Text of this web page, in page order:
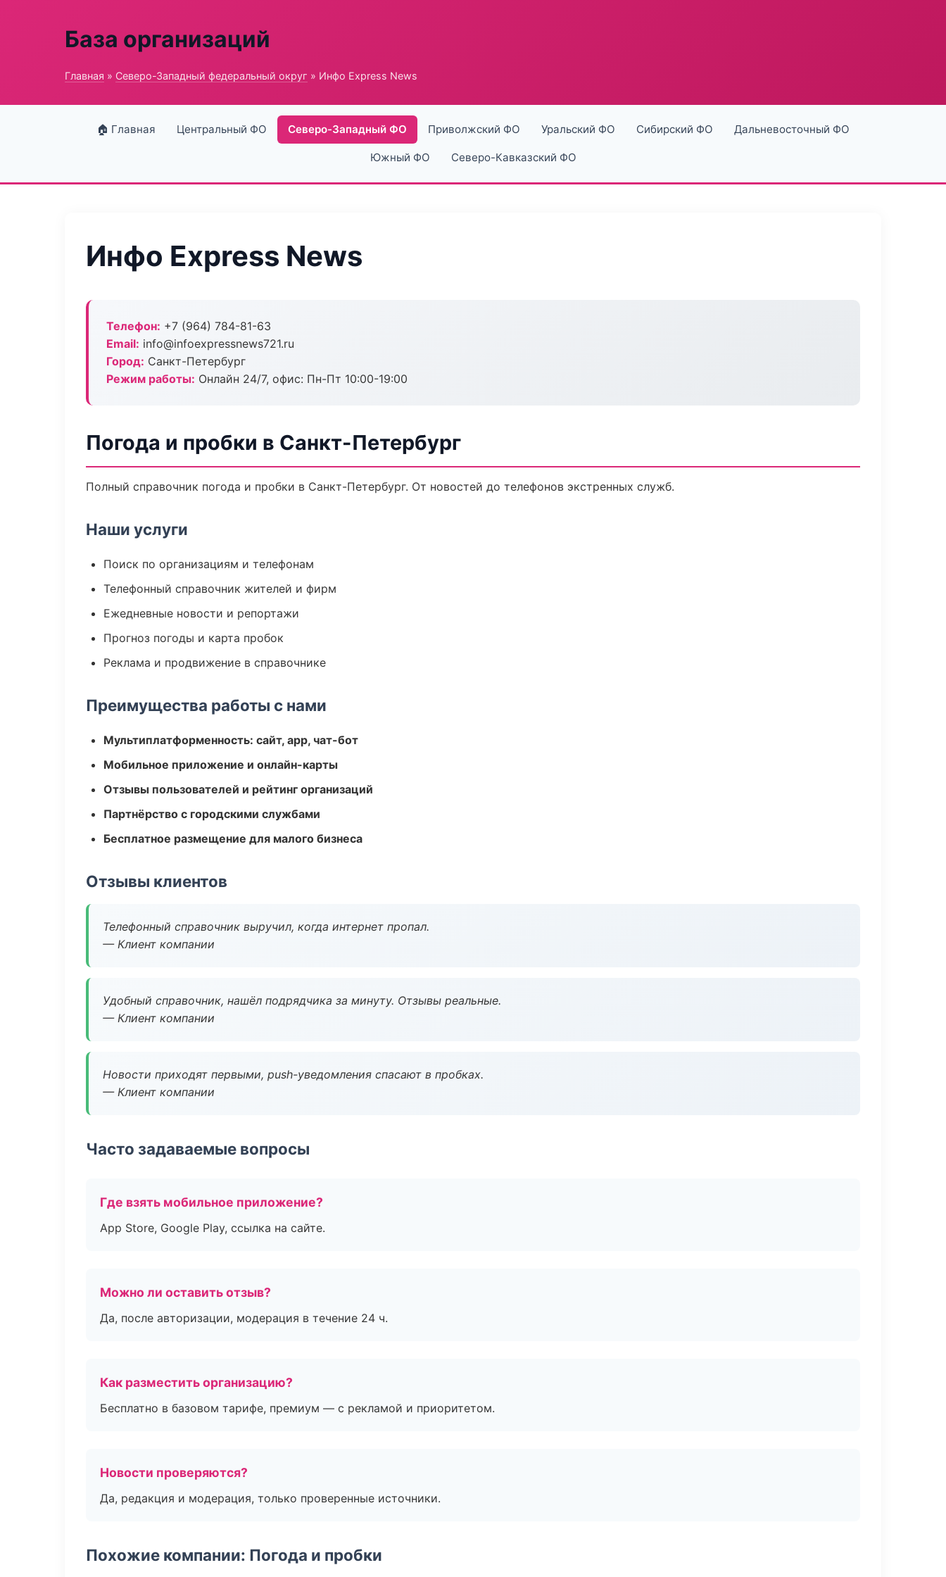
База организаций
Главная » Северо-Западный федеральный округ » Инфо Express News
🏠 Главная Центральный ФО Северо-Западный ФО Приволжский ФО Уральский ФО Сибирский ФО Дальневосточный ФО
Южный ФО Северо-Кавказский ФО
Инфо Express News
Телефон: +7 (964) 784-81-63
Email: info@infoexpressnews721.ru
Город: Санкт-Петербург
Режим работы: Онлайн 24/7, офис: Пн-Пт 10:00-19:00
Погода и пробки в Санкт-Петербург
Полный справочник погода и пробки в Санкт-Петербург. От новостей до телефонов экстренных служб.
Наши услуги
Поиск по организациям и телефонам
Телефонный справочник жителей и фирм
Ежедневные новости и репортажи
Прогноз погоды и карта пробок
Реклама и продвижение в справочнике
Преимущества работы с нами
Мультиплатформенность: сайт, app, чат-бот
Мобильное приложение и онлайн-карты
Отзывы пользователей и рейтинг организаций
Партнёрство с городскими службами
Бесплатное размещение для малого бизнеса
Отзывы клиентов
Телефонный справочник выручил, когда интернет пропал.
— Клиент компании
Удобный справочник, нашёл подрядчика за минуту. Отзывы реальные.
— Клиент компании
Новости приходят первыми, push-уведомления спасают в пробках.
— Клиент компании
Часто задаваемые вопросы
Где взять мобильное приложение?
App Store, Google Play, ссылка на сайте.
Можно ли оставить отзыв?
Да, после авторизации, модерация в течение 24 ч.
Как разместить организацию?
Бесплатно в базовом тарифе, премиум — с рекламой и приоритетом.
Новости проверяются?
Да, редакция и модерация, только проверенные источники.
Похожие компании: Погода и пробки